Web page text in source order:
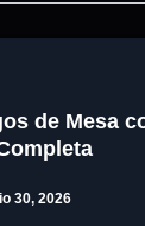
de Mesa
30, 2026